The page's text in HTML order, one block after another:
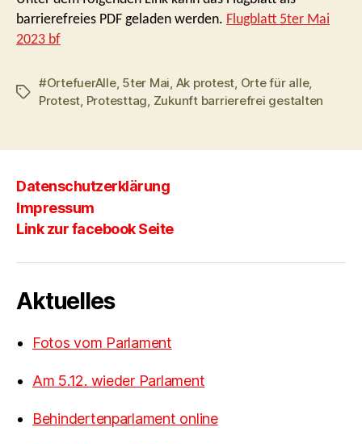
barrierefreies PDF geladen werden. Flugblatt 5ter Mai
2023 bf
Schlagwörter
#OrtefuerAlle, 5ter Mai, Ak protest, Orte für alle,
Protest, Protesttag, Zukunft barrierefrei gestalten
Datenschutzerklärung
Impressum
Link zur facebook Seite
Aktuelles
Fotos vom Parlament
Am 5.12. wieder Parlament
Behindertenparlament online